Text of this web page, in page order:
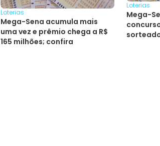
Loterias
Mega-Sena acumula mais
uma vez e prêmio chega a R$
165 milhões; confira
Loterias
Mega-